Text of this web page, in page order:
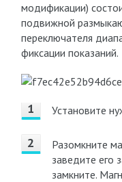
модификации)
подвижной
переключателя
фиксации показаний.
Установите
Разомкните
заведите его
замкните.